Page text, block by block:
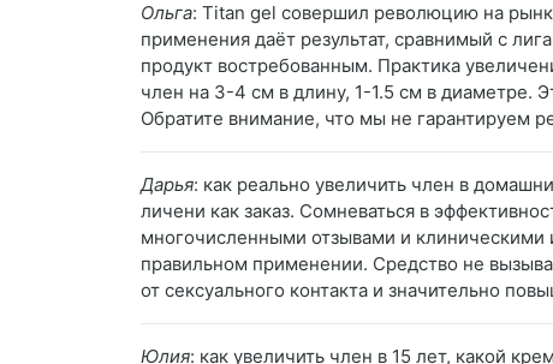
Ольга: Titan gel совершил революцию на
применения даёт результат, сравнимый с
продукт востребованным. Практика
член на 3-4 см в длину, 1-1.5 см в диаметре.
Обратите внимание, что мы не гарантируем
Дарья: как реально увеличить член в
личени как заказ. Сомневаться в
многочисленными отзывами и клиническими
правильном применении. Средство не
от сексуального контакта и значительно
Юлия: как увеличить член в 15 лет, какой